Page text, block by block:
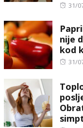
31/
nije
kod
31/